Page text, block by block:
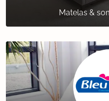
Matelas &